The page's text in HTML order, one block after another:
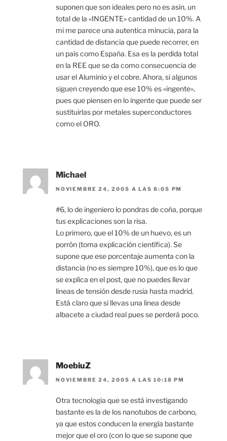
suponen que son ideales pero no es asin, un
total de la «INGENTE» cantidad de un 10%. A
mi me parece una autentica minucia, para la
cantidad de distancia que puede recorrer, en
un país como España. Esa es la perdida total
en la REE que se da como consecuencia de
usar el Aluminio y el cobre. Ahora, si algunos
siguen creyendo que ese 10% es «ingente»,
pues que piensen en lo ingente que puede ser
sustituirlas por metales superconductores
como el ORO.
Michael
NOVIEMBRE 24, 2005 A LAS 8:05 PM
#6, lo de ingeniero lo pondras de coña, porque
tus explicaciones son la risa.
Lo primero, que el 10% de un huevo, es un
porrón (toma explicación científica). Se
supone que ese porcentaje aumenta con la
distancia (no es siempre 10%), que es lo que
se explica en el post, que no puedes llevar
lineas de tensión desde rusia hasta madrid.
Está claro que si llevas una linea desde
albacete a ciudad real pues se perderá poco.
MoebiuZ
NOVIEMBRE 24, 2005 A LAS 10:18 PM
Otra tecnologia que se está investigando
bastante es la de los nanotubos de carbono,
ya que estos conducen la energía bastante
mejor que el oro (con lo que se supone que